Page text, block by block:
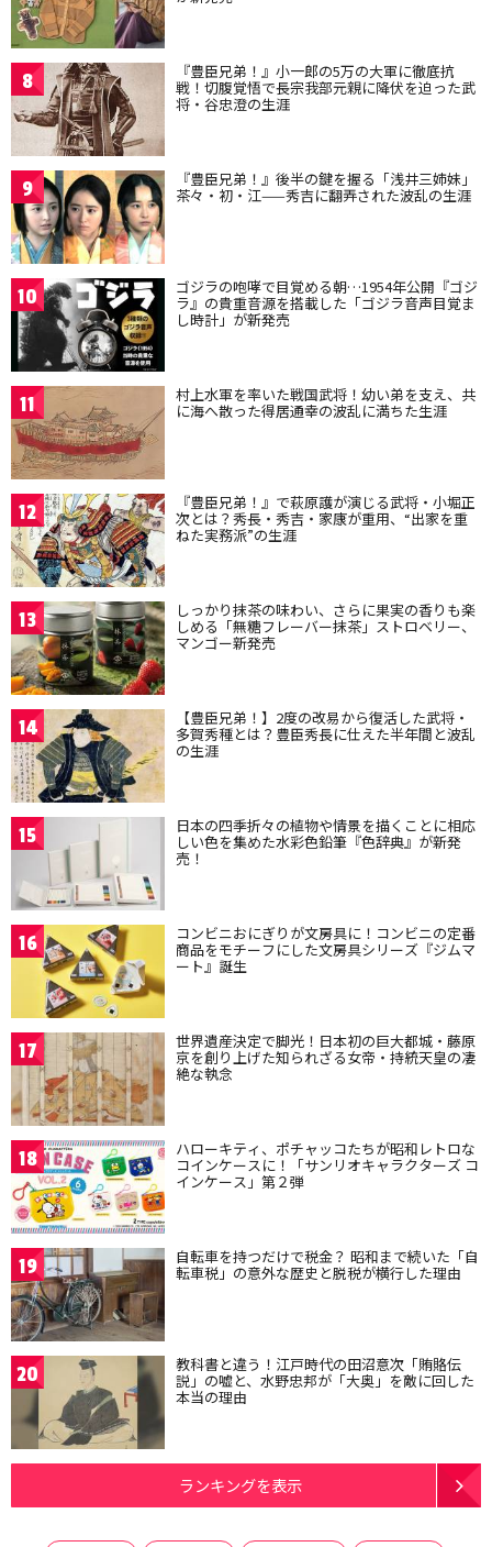
8 『豊臣兄弟！』小一郎の5万の大軍に徹底抗
戦！切腹覚悟で長宗我部元親に降伏を迫った武
将・谷忠澄の生涯
9 『豊臣兄弟！』後半の鍵を握る「浅井三姉妹」
茶々・初・江——秀吉に翻弄された波乱の生涯
10 ゴジラの咆哮で目覚める朝…1954年公開『ゴジ
ラ』の貴重音源を搭載した「ゴジラ音声目覚ま
し時計」が新発売
11 村上水軍を率いた戦国武将！幼い弟を支え、共
に海へ散った得居通幸の波乱に満ちた生涯
12 『豊臣兄弟！』で萩原護が演じる武将・小堀正
次とは？秀長・秀吉・家康が重用、“出家を重
ねた実務派”の生涯
13 しっかり抹茶の味わい、さらに果実の香りも楽
しめる「無糖フレーバー抹茶」ストロベリー、
マンゴー新発売
14 【豊臣兄弟！】2度の改易から復活した武将・
多賀秀種とは？豊臣秀長に仕えた半年間と波乱
の生涯
15 日本の四季折々の植物や情景を描くことに相応
しい色を集めた水彩色鉛筆『色辞典』が新発
売！
16 コンビニおにぎりが文房具に！コンビニの定番
商品をモチーフにした文房具シリーズ『ジムマ
ート』誕生
17 世界遺産決定で脚光！日本初の巨大都城・藤原
京を創り上げた知られざる女帝・持統天皇の凄
絶な執念
18 ハローキティ、ポチャッコたちが昭和レトロな
コインケースに！「サンリオキャラクターズ コ
インケース」第２弾
19 自転車を持つだけで税金？ 昭和まで続いた「自
転車税」の意外な歴史と脱税が横行した理由
20 教科書と違う！江戸時代の田沼意次「賄賂伝
説」の嘘と、水野忠邦が「大奥」を敵に回した
本当の理由
ランキングを表示